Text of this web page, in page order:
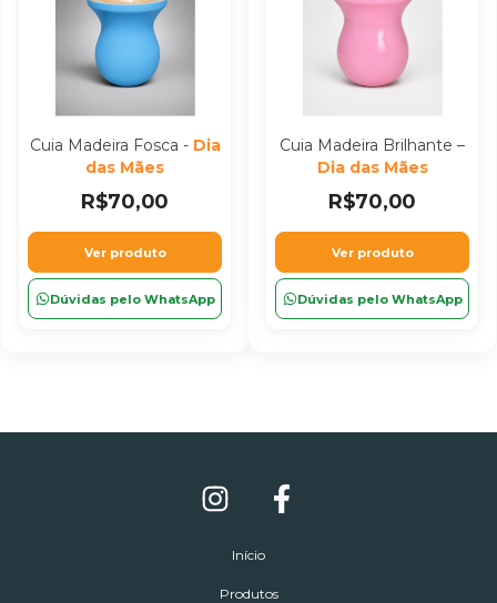
Cuia Madeira Fosca - Dia
das Mães
R$70,00
Ver produto
Dúvidas pelo WhatsApp
Cuia Madeira Brilhante –
Dia das Mães
R$70,00
Ver produto
Dúvidas pelo WhatsApp
Início
Produtos